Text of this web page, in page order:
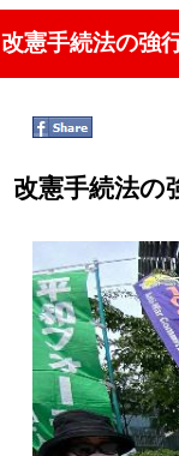
改憲手続法の強
改憲手続法の